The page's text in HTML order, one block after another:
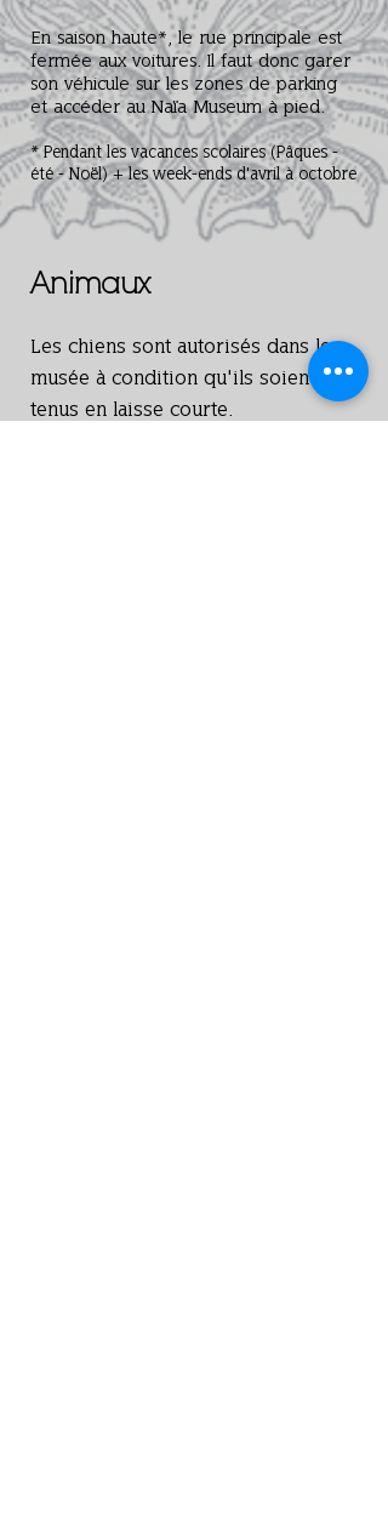
En saison haute*, le rue principale est
fermée aux voitures. Il faut donc garer
son véhicule sur les zones de parking
et accéder au Naïa Museum à pied.
* Pendant les vacances scolaires (Pâques -
été - Noël) + les week-ends d'avril à octobre
Animaux
Les chiens sont autorisés dans le
musée à condition qu'ils soient
tenus en laisse courte.